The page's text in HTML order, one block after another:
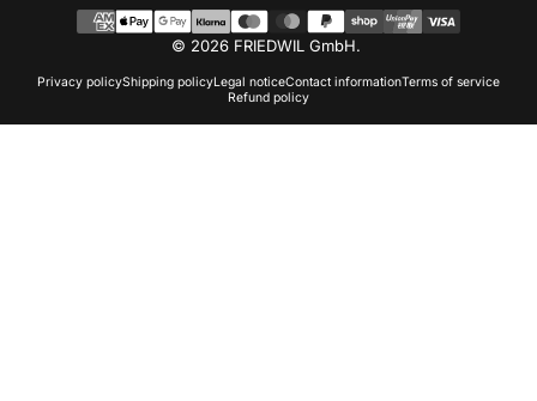
© 2026 FRIEDWIL GmbH.
Privacy policyShipping policyLegal noticeContact informationTerms of service
Refund policy